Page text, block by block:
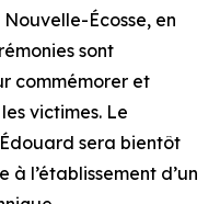
Écosse, en
sont
commémorer et
victimes. Le
sera bientôt
l’établissement d’un